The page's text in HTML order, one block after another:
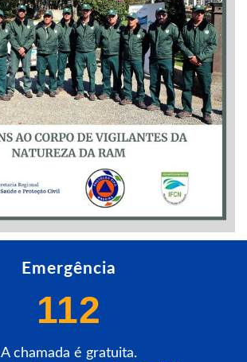
Emergência
112
A chamada é gratuita.